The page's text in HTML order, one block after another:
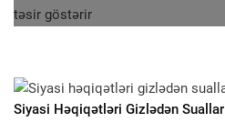
Siyasi Həqiqətləri Gizlədən Suallar